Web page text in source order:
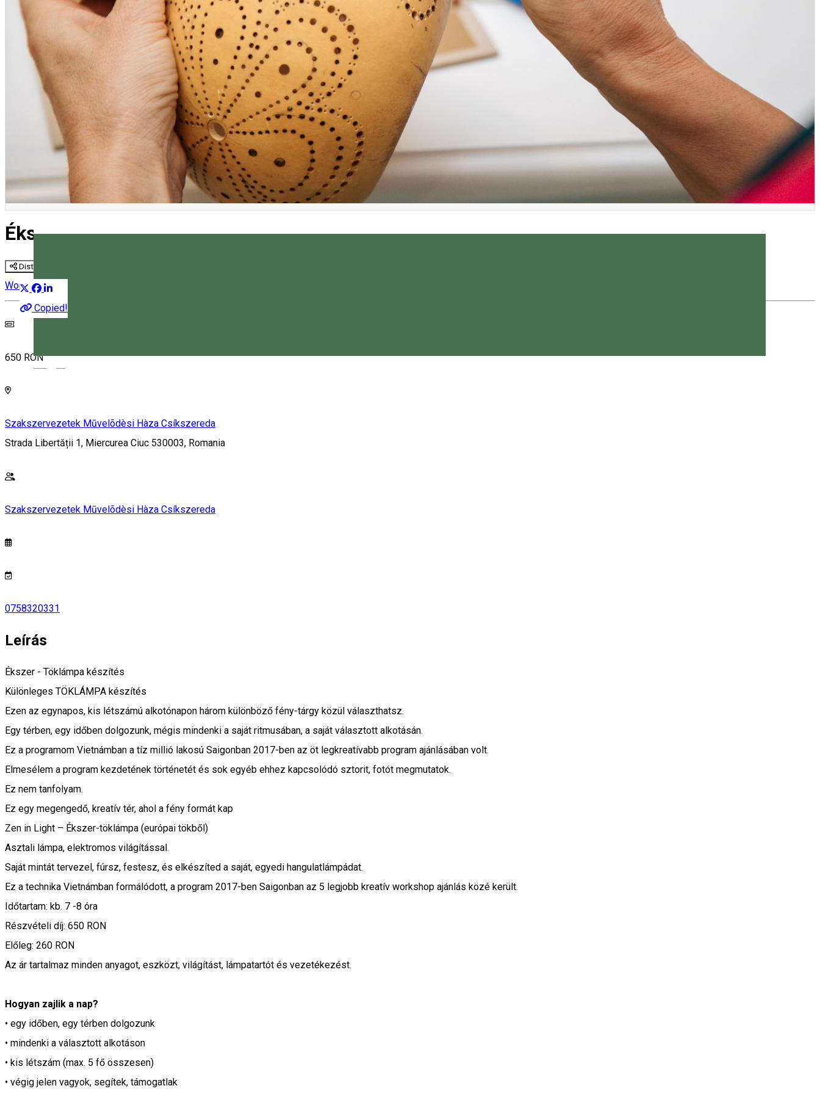
Magyar
Ékszer - Töklámpa készítés
Distribuie
Copied!
Workshop
650 RON
Szakszervezetek Mūvelõdèsi Hàza Csíkszereda
Strada Libertății 1, Miercurea Ciuc 530003, Romania
Szakszervezetek Mūvelõdèsi Hàza Csíkszereda
0758320331
Leírás
Ékszer - Töklámpa készítés
Különleges TÖKLÁMPA készítés
Ezen az egynapos, kis létszámú alkotónapon három különböző fény-tárgy közül választhatsz.
Egy térben, egy időben dolgozunk, mégis mindenki a saját ritmusában, a saját választott alkotásán.
Ez a programom Vietnámban a tíz millió lakosú Saigonban 2017-ben az öt legkreatívabb program ajánlásában volt.
Elmesélem a program kezdetének történetét és sok egyéb ehhez kapcsolódó sztorit, fotót megmutatok.
Ez nem tanfolyam.
Ez egy megengedő, kreatív tér, ahol a fény formát kap
Zen in Light – Ékszer-töklámpa (európai tökből)
Asztali lámpa, elektromos világítással.
Saját mintát tervezel, fúrsz, festesz, és elkészíted a saját, egyedi hangulatlámpádat.
Ez a technika Vietnámban formálódott, a program 2017-ben Saigonban az 5 legjobb kreatív workshop ajánlás közé került.
Időtartam: kb. 7 -8 óra
Részvételi díj: 650 RON
Előleg: 260 RON
Az ár tartalmaz minden anyagot, eszközt, világítást, lámpatartót és vezetékezést.
Hogyan zajlik a nap?
• egy időben, egy térben dolgozunk
• mindenki a választott alkotáson
• kis létszám (max. 5 fő összesen)
• végig jelen vagyok, segítek, támogatlak